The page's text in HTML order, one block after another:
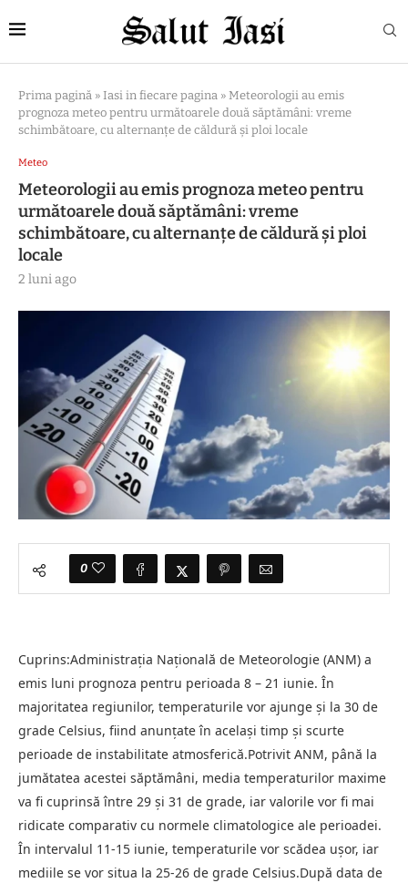
Prima pagină » Iasi in fiecare pagina » Meteorologii au emis
prognoza meteo pentru următoarele două săptămâni: vreme
schimbătoare, cu alternanțe de căldură și ploi locale
Meteo
Meteorologii au emis prognoza meteo pentru
următoarele două săptămâni: vreme
schimbătoare, cu alternanțe de căldură și ploi
locale
2 luni ago
0
Cuprins:Administrația Națională de Meteorologie (ANM) a
emis luni prognoza pentru perioada 8 – 21 iunie. În
majoritatea regiunilor, temperaturile vor ajunge și la 30 de
grade Celsius, fiind anunțate în același timp și scurte
perioade de instabilitate atmosferică.Potrivit ANM, până la
jumătatea acestei săptămâni, media temperaturilor maxime
va fi cuprinsă între 29 și 31 de grade, iar valorile vor fi mai
ridicate comparativ cu normele climatologice ale perioadei.
În intervalul 11-15 iunie, temperaturile vor scădea ușor, iar
mediile se vor situa la 25-26 de grade Celsius.După data de